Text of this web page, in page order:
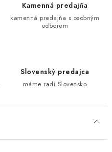
Kamenná predajňa
kamenná predajňa s osobným
odberom
Slovenský predajca
máme radi Slovensko